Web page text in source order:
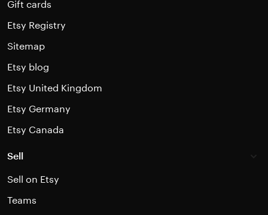
Gift cards
Etsy Registry
Sitemap
Etsy blog
Etsy United Kingdom
Etsy Germany
Etsy Canada
Sell
Sell on Etsy
Teams